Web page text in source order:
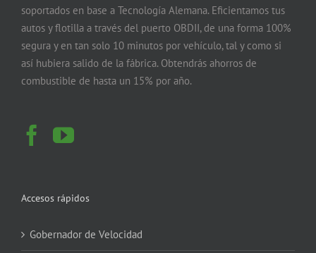
soportados en base a Tecnología Alemana. Eficientamos tus
autos y flotilla a través del puerto OBDII, de una forma 100%
segura y en tan solo 10 minutos por vehículo, tal y como si
así hubiera salido de la fábrica. Obtendrás ahorros de
combustible de hasta un 15% por año.
Accesos rápidos
Gobernador de Velocidad